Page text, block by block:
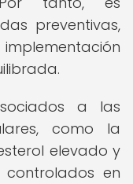
preventivas,
a las
como la
elevado y
controlados en